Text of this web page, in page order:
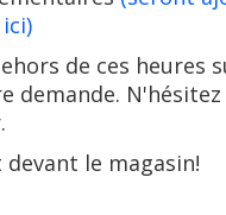
)
de ces heures
demande. N'hésitez
le magasin!